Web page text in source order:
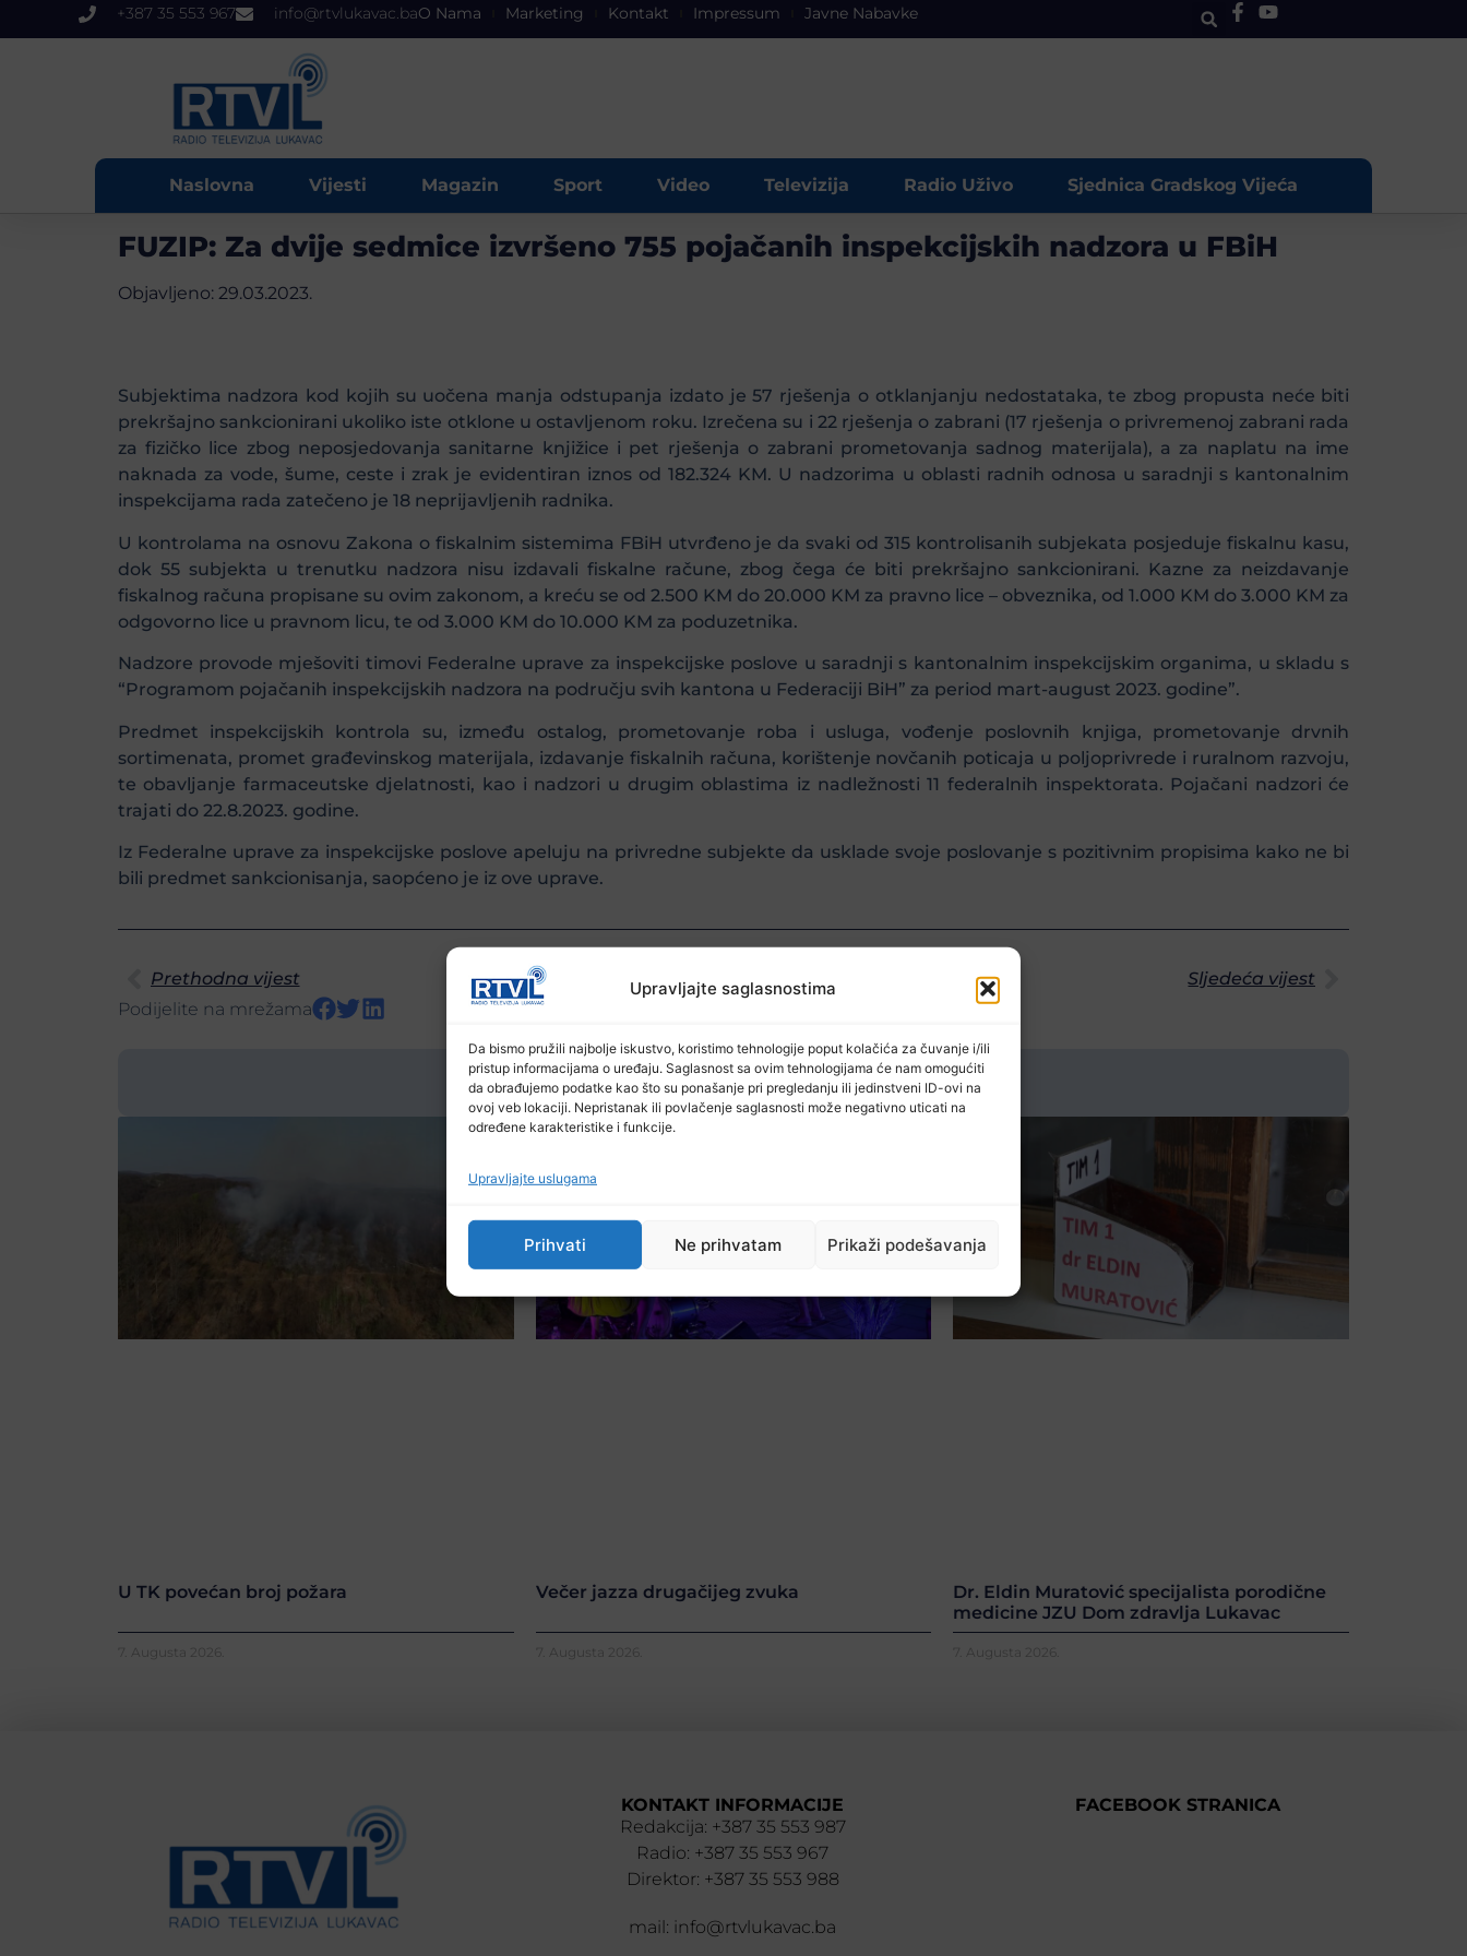
Upravljajte saglasnostima
Da bismo pružili najbolje iskustvo, koristimo tehnologije poput kolačića za čuvanje i/ili
pristup informacijama o uređaju. Saglasnost sa ovim tehnologijama će nam omogućiti
da obrađujemo podatke kao što su ponašanje pri pregledanju ili jedinstveni ID-ovi na
ovoj veb lokaciji. Nepristanak ili povlačenje saglasnosti može negativno uticati na
određene karakteristike i funkcije.
Upravljajte uslugama
Prihvati Ne prihvatam Prikaži podešavanja
+387 35 553 967 info@rtvlukavac.baO Nama Marketing Kontakt Impressum Javne Nabavke
Naslovna Vijesti Magazin Sport Video Televizija Radio Uživo Sjednica Gradskog Vijeća
FUZIP: Za dvije sedmice izvršeno 755 pojačanih inspekcijskih nadzora u FBiH
Objavljeno: 29.03.2023.
Subjektima nadzora kod kojih su uočena manja odstupanja izdato je 57 rješenja o otklanjanju nedostataka, te zbog propusta neće biti
prekršajno sankcionirani ukoliko iste otklone u ostavljenom roku. Izrečena su i 22 rješenja o zabrani (17 rješenja o privremenoj zabrani rada
za fizičko lice zbog neposjedovanja sanitarne knjižice i pet rješenja o zabrani prometovanja sadnog materijala), a za naplatu na ime
naknada za vode, šume, ceste i zrak je evidentiran iznos od 182.324 KM. U nadzorima u oblasti radnih odnosa u saradnji s kantonalnim
inspekcijama rada zatečeno je 18 neprijavljenih radnika.
U kontrolama na osnovu Zakona o fiskalnim sistemima FBiH utvrđeno je da svaki od 315 kontrolisanih subjekata posjeduje fiskalnu kasu,
dok 55 subjekta u trenutku nadzora nisu izdavali fiskalne račune, zbog čega će biti prekršajno sankcionirani. Kazne za neizdavanje
fiskalnog računa propisane su ovim zakonom, a kreću se od 2.500 KM do 20.000 KM za pravno lice – obveznika, od 1.000 KM do 3.000 KM za
odgovorno lice u pravnom licu, te od 3.000 KM do 10.000 KM za poduzetnika.
Nadzore provode mješoviti timovi Federalne uprave za inspekcijske poslove u saradnji s kantonalnim inspekcijskim organima, u skladu s
“Programom pojačanih inspekcijskih nadzora na području svih kantona u Federaciji BiH” za period mart-august 2023. godine”.
Predmet inspekcijskih kontrola su, između ostalog, prometovanje roba i usluga, vođenje poslovnih knjiga, prometovanje drvnih
sortimenata, promet građevinskog materijala, izdavanje fiskalnih računa, korištenje novčanih poticaja u poljoprivrede i ruralnom razvoju,
te obavljanje farmaceutske djelatnosti, kao i nadzori u drugim oblastima iz nadležnosti 11 federalnih inspektorata. Pojačani nadzori će
trajati do 22.8.2023. godine.
Iz Federalne uprave za inspekcijske poslove apeluju na privredne subjekte da usklade svoje poslovanje s pozitivnim propisima kako ne bi
bili predmet sankcionisanja, saopćeno je iz ove uprave.
Prethodna vijest
Sljedeća vijest
Podijelite na mrežama
Ostale novosti
U TK povećan broj požara
7. Augusta 2026.
Večer jazza drugačijeg zvuka
7. Augusta 2026.
Dr. Eldin Muratović specijalista porodične
medicine JZU Dom zdravlja Lukavac
7. Augusta 2026.
KONTAKT INFORMACIJE
Redakcija: +387 35 553 987
Radio: +387 35 553 967
Direktor: +387 35 553 988
mail: info@rtvlukavac.ba
FACEBOOK STRANICA